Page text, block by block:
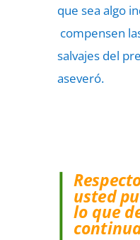
que sea algo
compensen
salvajes del
aseveró.
usted
lo que